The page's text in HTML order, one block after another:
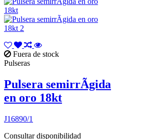
Fuera de stock
Pulseras
Pulsera semirrÃ­gida
en oro 18kt
J16890/1
Consultar disponibilidad